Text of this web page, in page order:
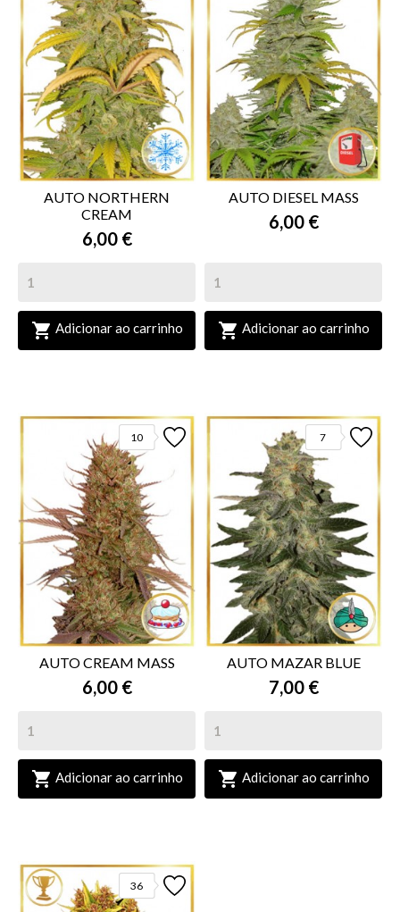
AUTO NORTHERN
CREAM
6,00 €
 Adicionar ao carrinho
AUTO DIESEL MASS
6,00 €
 Adicionar ao carrinho
10
AUTO CREAM MASS
6,00 €
 Adicionar ao carrinho
7
AUTO MAZAR BLUE
7,00 €
 Adicionar ao carrinho
36